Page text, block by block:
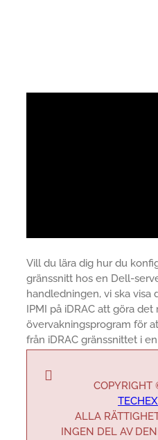
Vill du lära dig hur du
gränssnitt hos en Dell-
handledningen, vi ska visa
IPMI på iDRAC att göra
övervakningsprogram för
från iDRAC gränssnittet i
ALLA
INGEN DEL AV